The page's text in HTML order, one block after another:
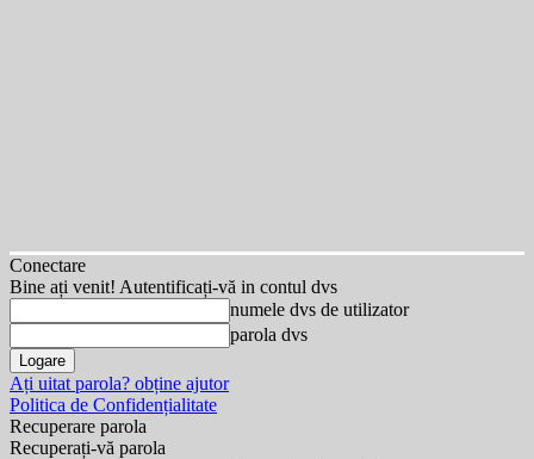
Conectare
Bine ați venit! Autentificați-vă in contul dvs
numele dvs de utilizator
parola dvs
Ați uitat parola? obține ajutor
Politica de Confidențialitate
Recuperare parola
Recuperați-vă parola